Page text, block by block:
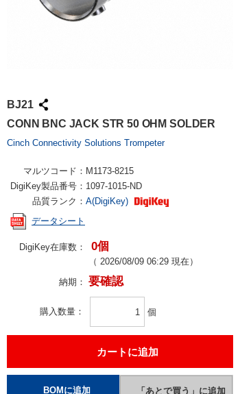
BJ21
CONN BNC JACK STR 50 OHM SOLDER
Cinch Connectivity Solutions Trompeter
マルツコード： M1173-8215
DigiKey製品番号： 1097-1015-ND
品質ランク： A(DigiKey)
データシート
DigiKey在庫数： 0個
（ 2026/08/09 06:29 現在）
納期： 要確認
購入数量 個